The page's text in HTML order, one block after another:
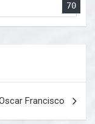
70
Francisco